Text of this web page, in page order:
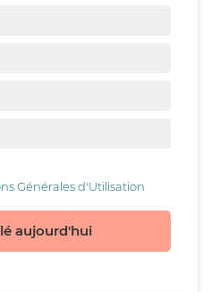
Générales d'Utilisation
aujourd'hui